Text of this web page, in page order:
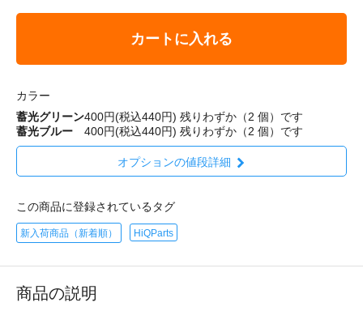
カートに入れる
カラー
蓄光グリーン400円(税込440円) 残りわずか（2 個）です
蓄光ブルー
400円(税込440円) 残りわずか（2 個）です
オプションの値段詳細
この商品に登録されているタグ
新入荷商品（新着順） HiQParts
商品の説明